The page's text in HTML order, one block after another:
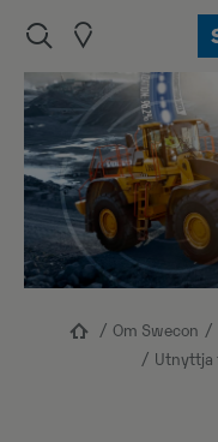
Om Swecon
Utnyttja